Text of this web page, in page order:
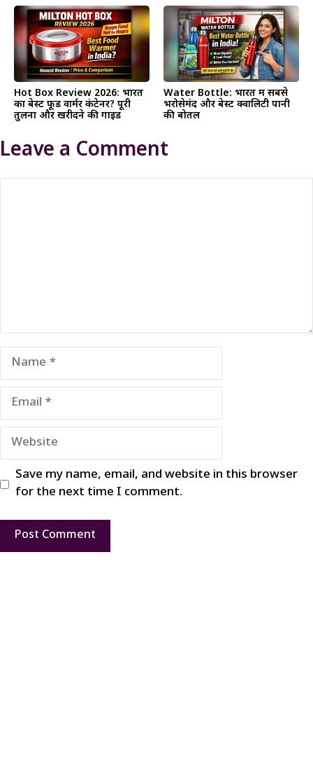
Hot Box Review 2026: भारत
का बेस्ट फूड वार्मर कंटेनर? पूरी
तुलना और खरीदने की गाइड
Water Bottle: भारत में सबसे
भरोसेमंद और बेस्ट क्वालिटी पानी
की बोतल
Leave a Comment
Name
Email
Website
Save my name, email, and website in this browser
for the next time I comment.